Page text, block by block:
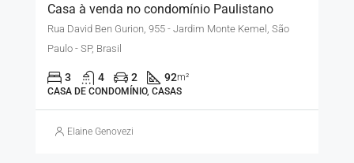
Casa à venda no condomínio Paulistano
Rua David Ben Gurion, 955 - Jardim Monte Kemel, São
Paulo - SP, Brasil
3 4 2 92m²
CASA DE CONDOMÍNIO, CASAS
Elaine Genovezi